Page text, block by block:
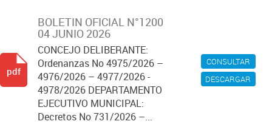
CONSULTAR
DESCARGAR
BOLETIN OFICIAL N°1200
04 JUNIO 2026
CONCEJO DELIBERANTE:
Ordenanzas No 4975/2026 –
4976/2026 – 4977/2026 -
4978/2026 DEPARTAMENTO
EJECUTIVO MUNICIPAL:
Decretos No 731/2026 –...
pdf